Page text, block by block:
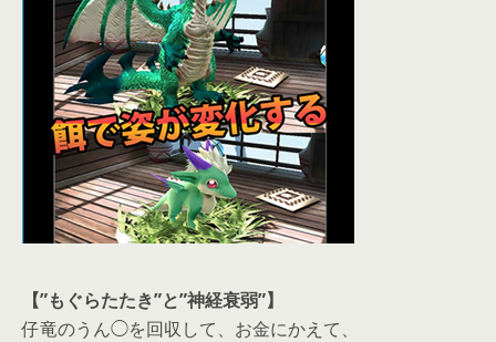
【”もぐらたたき”と”神経衰弱”】
仔竜のうん◯を回収して、お金にかえて、